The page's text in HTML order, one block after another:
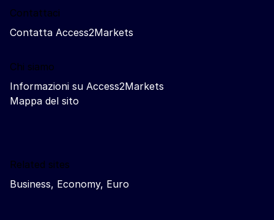
Contattaci
Contatta Access2Markets
Chi siamo
Informazioni su Access2Markets
Mappa del sito
Related sites
Business, Economy, Euro